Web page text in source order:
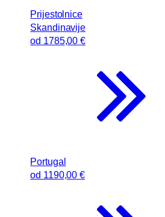
Prijestolnice
Skandinavije
od 1785,00 €
Portugal
od 1190,00 €